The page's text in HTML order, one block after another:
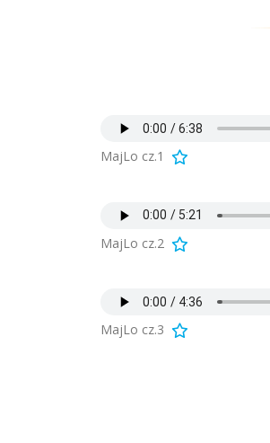
MajLo cz.1
MajLo cz.2
MajLo cz.3